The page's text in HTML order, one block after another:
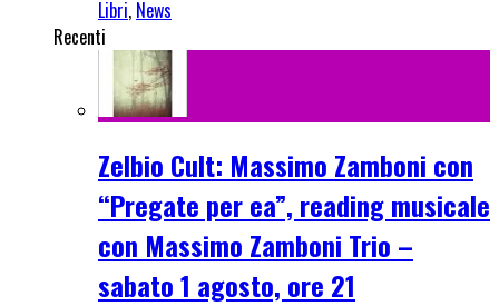
Libri, News
Recenti
Zelbio Cult: Massimo Zamboni con
“Pregate per ea”, reading musicale
con Massimo Zamboni Trio –
sabato 1 agosto, ore 21